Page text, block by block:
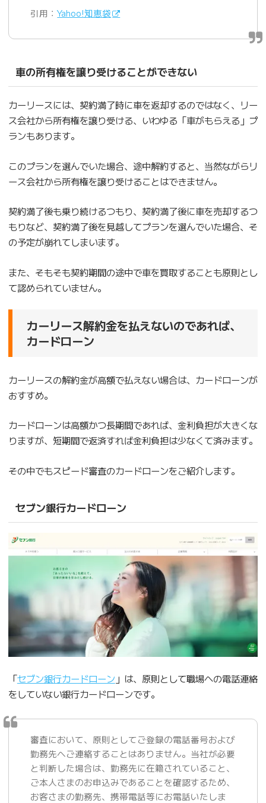
引用：Yahoo!知恵袋
車の所有権を譲り受けることができない
カーリースには、契約満了時に車を返却するのではなく、リー
ス会社から所有権を譲り受ける、いわゆる「車がもらえる」プ
ランもあります。
このプランを選んでいた場合、途中解約すると、当然ながらリ
ース会社から所有権を譲り受けることはできません。
契約満了後も乗り続けるつもり、契約満了後に車を売却するつ
もりなど、契約満了後を見越してプランを選んでいた場合、そ
の予定が崩れてしまいます。
また、そもそも契約期間の途中で車を買取することも原則とし
て認められていません。
カーリース解約金を払えないのであれば、
カードローン
カーリースの解約金が高額で払えない場合は、カードローンが
おすすめ。
カードローンは高額かつ長期間であれば、金利負担が大きくな
りますが、短期間で返済すれば金利負担は少なくて済みます。
その中でもスピード審査のカードローンをご紹介します。
セブン銀行カードローン
「セブン銀行カードローン 」は、原則として職場への電話連絡
をしていない銀行カードローンです。
審査において、原則としてご登録の電話番号および
勤務先へご連絡することはありません。当社が必要
と判断した場合は、勤務先に在籍されていること、
ご本人さまのお申込みであることを確認するため、
お客さまの勤務先、携帯電話等にお電話いたしま